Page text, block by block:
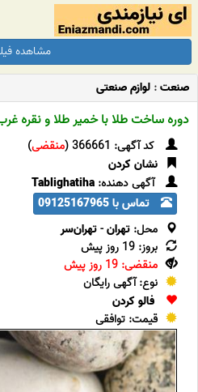
مشاهده
صنعت: لوازم صنعتی
دوره ساخت طلا با خمیر طلا و نقره
کد آگهی: 366661 ( منقضی)
نشان کردن
آگهی دهنده: Tablighatiha
تماس با 09125167965
محل: تهران-تهران‌سر
بروز: 19 روز پیش
منقضی: 19 روز پیش
نوع: آگهی رایگان
فالو کردن
قیمت: توافقی